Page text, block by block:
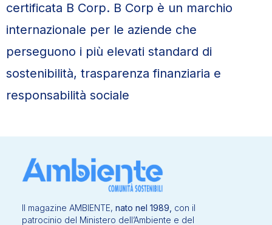
certificata B Corp. B Corp è un marchio
internazionale per le aziende che
perseguono i più elevati standard di
sostenibilità, trasparenza finanziaria e
responsabilità sociale
Il magazine AMBIENTE, nato nel 1989, con il
patrocinio del Ministero dell’Ambiente e del